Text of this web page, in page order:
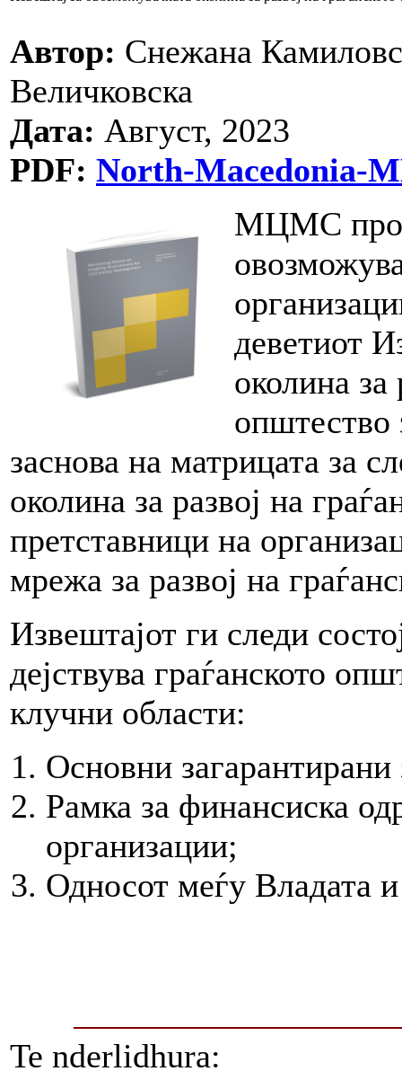
Автор: Снежана
Величковска
Дата: Август, 2023
PDF: North-Macedonia-
МЦМС
деветиот
околина за
општество
заснова на матрицата за
околина за развој на
претставници на
мрежа за развој на
Извештајот ги следи
дејствува граѓанското
клучни области:
Основни
Рамка за финансиска
организации;
Односот меѓу Владата
Te nderlidhura: